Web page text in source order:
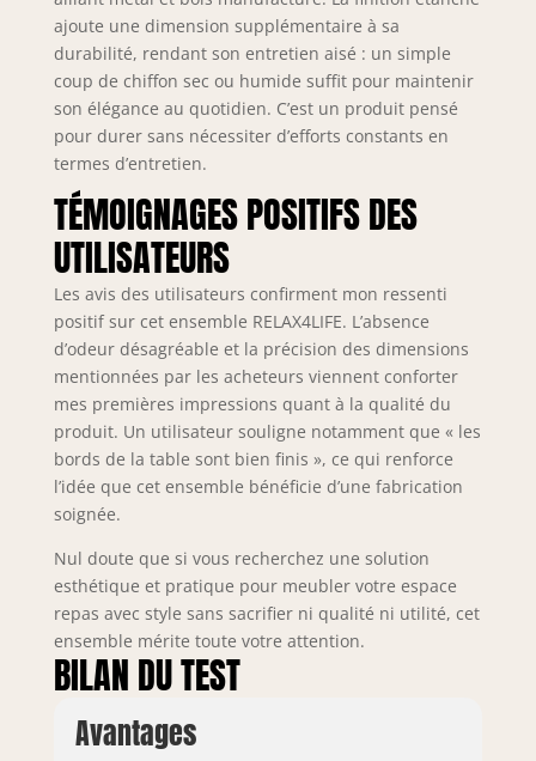
L'ensemble de
salle à manger
comprend une
table à manger
rectangulaire, 2
un repas familial.
Le plateau 150x80
plats délicieux et
de la vaisselle.
ajoute une dimension supplémentaire à sa
durabilité, rendant son entretien aisé : un simple
coup de chiffon sec ou humide suffit pour maintenir
son élégance au quotidien. C’est un produit pensé
pour durer sans nécessiter d’efforts constants en
termes d’entretien.
TÉMOIGNAGES POSITIFS DES
UTILISATEURS
Les avis des utilisateurs confirment mon ressenti
positif sur cet ensemble RELAX4LIFE. L’absence
d’odeur désagréable et la précision des dimensions
mentionnées par les acheteurs viennent conforter
mes premières impressions quant à la qualité du
produit. Un utilisateur souligne notamment que « les
bords de la table sont bien finis », ce qui renforce
l’idée que cet ensemble bénéficie d’une fabrication
soignée.
Nul doute que si vous recherchez une solution
esthétique et pratique pour meubler votre espace
repas avec style sans sacrifier ni qualité ni utilité, cet
ensemble mérite toute votre attention.
BILAN DU TEST
Avantages